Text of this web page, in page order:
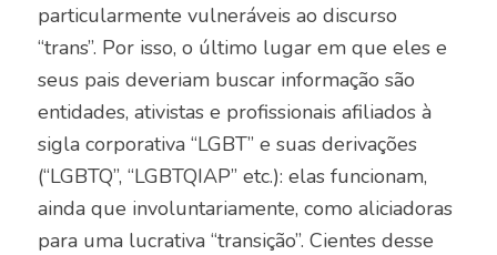
particularmente vulneráveis ao discurso
“trans”. Por isso, o último lugar em que eles e
seus pais deveriam buscar informação são
entidades, ativistas e profissionais afiliados à
sigla corporativa “LGBT” e suas derivações
(“LGBTQ”, “LGBTQIAP” etc.): elas funcionam,
ainda que involuntariamente, como aliciadoras
para uma lucrativa “transição”. Cientes desse